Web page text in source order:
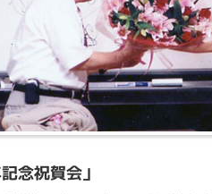
念祝賀会」